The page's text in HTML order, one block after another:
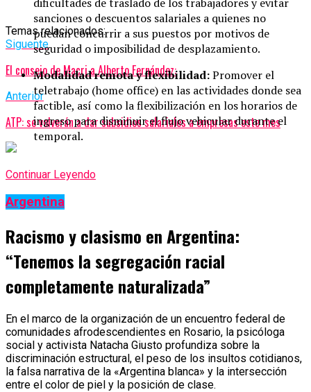
Temas relacionados:
Siguente
El consejo de Macri a Alberto Fernández:
Anterior
ATP: se volverán a dar subsidios salariales a empresas este mes
sanciones o descuentos salariales a quienes no
puedan concurrir a sus puestos por motivos de
seguridad o imposibilidad de desplazamiento.
Modalidad remota y flexibilidad:Promover el
teletrabajo (home office) en las actividades donde sea
factible, así como la flexibilización en los horarios de
ingreso para disminuir el flujo vehicular durante el
temporal.
Continuar Leyendo
Argentina
Racismo y clasismo en Argentina:
“Tenemos la segregación racial
completamente naturalizada”
En el marco de la organización de un encuentro federal de
comunidades afrodescendientes en Rosario, la psicóloga
social y activista Natacha Giusto profundiza sobre la
discriminación estructural, el peso de los insultos cotidianos,
la falsa narrativa de la «Argentina blanca» y la intersección
entre el color de piel y la posición de clase.